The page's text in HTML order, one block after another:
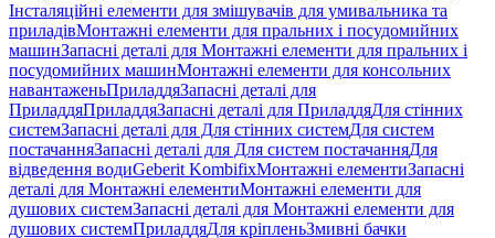
Інсталяційні елементи для змішувачів для умивальника та
приладівМонтажні елементи для пральних і посудомийних
машинЗапасні деталі для Монтажні елементи для пральних і
посудомийних машинМонтажні елементи для консольних
навантаженьПриладдяЗапасні деталі для
ПриладдяПриладдяЗапасні деталі для ПриладдяДля стінних
системЗапасні деталі для Для стінних системДля систем
постачанняЗапасні деталі для Для систем постачанняДля
відведення водиGeberit KombifixМонтажні елементиЗапасні
деталі для Монтажні елементиМонтажні елементи для
душових системЗапасні деталі для Монтажні елементи для
душових системПриладдяДля кріпленьЗмивні бачки